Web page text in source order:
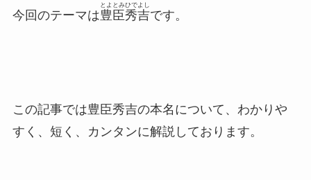
今回のテーマは豊臣秀吉
とよとみひでよし
です。
この記事では豊臣秀吉の本名について、わかりや
すく、短く、カンタンに解説しております。